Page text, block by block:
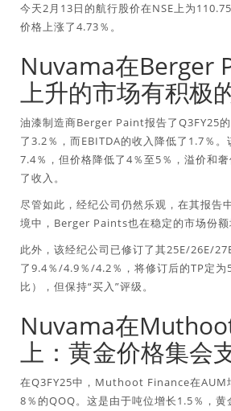
今天2月13日的航行股价在NSE上为
价格上涨了4.73％。
Nuvama在Berger
上升的市场有积极
油漆制造商Berger Paint报告了Q3FY25
了3.2％，而EBITDA的收入降低了1.7％
7.4％，但价格降低了4％至5％，溢价和
了收入。
尽管如此，经纪公司仍然乐观，在其报告
境中，Berger Paints也在稳定的市场份额
此外，该经纪公司已修订了其25E/26E/
了9.4％/4.9％/4.2％，将修订后的TP定为
比），但保持“买入”评级。
Nuvama在
上：黄金价格集会
在Q3FY25中，Muthoot Finance在AUM
8％的QOQ。这是由于吨位增长1.5％，黄